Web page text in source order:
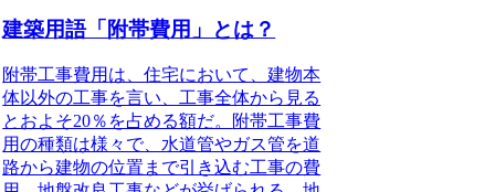
建築用語「附帯費用」とは？
附帯工事費用 は、住宅において、建物本
体以外の工事を言い、工事全体から見る
とおよそ20％を占める額だ。
附帯工事費
用の種類は様々で、水道管やガス管を道
路から建物の位置まで引き込む工事の費